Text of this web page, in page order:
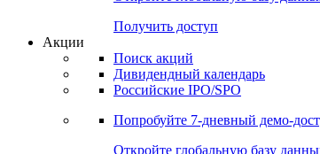
Попробуйте7-дневный
Откройте глобальную базу данных
Получить доступ
Акции
Поиск акций
Дивидендный календарь
Российские IPO/SPO